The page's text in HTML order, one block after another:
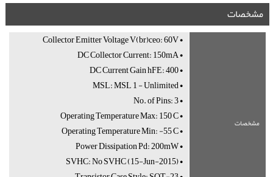
مشخصات
• Collector Emitter Voltage V(br)ceo: 60V
• DC Collector Current: 150mA
• DC Current Gain hFE: 400
• MSL: MSL 1 - Unlimited
• No. of Pins: 3
• Operating Temperature Max: 150°C
• Operating Temperature Min: -55°C
• Power Dissipation Pd: 200mW
• SVHC: No SVHC (15-Jun-2015)
مشخصات